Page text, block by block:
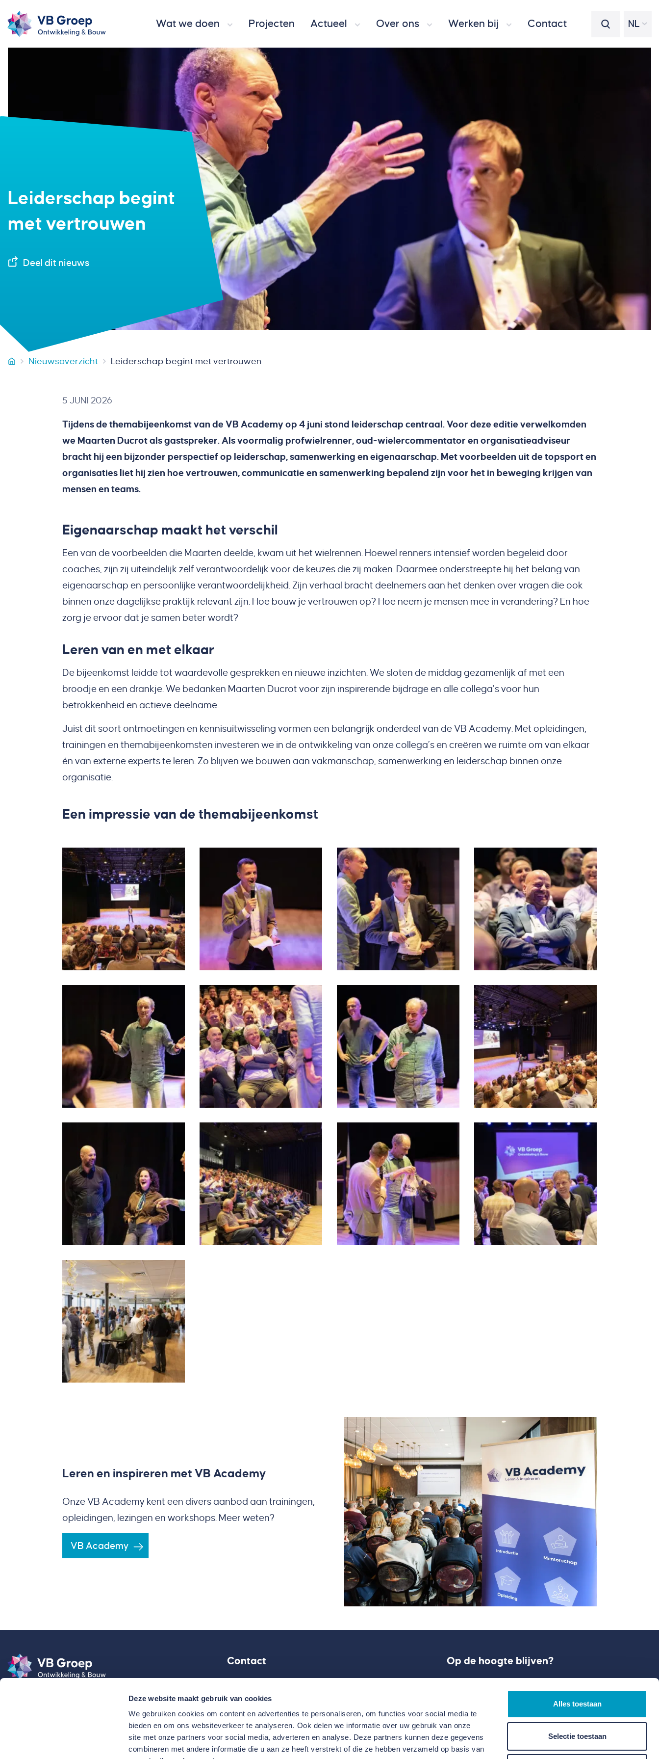
Deze website maakt gebruik van cookies
We gebruiken cookies om content en advertenties te personaliseren, om functies voor social media te
bieden en om ons websiteverkeer te analyseren. Ook delen we informatie over uw gebruik van onze
site met onze partners voor social media, adverteren en analyse. Deze partners kunnen deze gegevens
combineren met andere informatie die u aan ze heeft verstrekt of die ze hebben verzameld op basis van
Alles toestaan
Selectie toestaan
Wat we doen Projecten Actueel Over ons Werken bij Contact Zoeken op
NL
Leiderschap begint
met vertrouwen
Deel dit nieuws
VB Groep
Nieuwsoverzicht Leiderschap begint met vertrouwen
5 JUNI 2026
Tijdens de themabijeenkomst van de VB Academy op 4 juni stond leiderschap centraal. Voor deze editie verwelkomden
we Maarten Ducrot als gastspreker. Als voormalig profwielrenner, oud-wielercommentator en organisatieadviseur
bracht hij een bijzonder perspectief op leiderschap, samenwerking en eigenaarschap. Met voorbeelden uit de topsport en
organisaties liet hij zien hoe vertrouwen, communicatie en samenwerking bepalend zijn voor het in beweging krijgen van
mensen en teams.
Eigenaarschap maakt het verschil
Een van de voorbeelden die Maarten deelde, kwam uit het wielrennen. Hoewel renners intensief worden begeleid door
coaches, zijn zij uiteindelijk zelf verantwoordelijk voor de keuzes die zij maken. Daarmee onderstreepte hij het belang van
eigenaarschap en persoonlijke verantwoordelijkheid. Zijn verhaal bracht deelnemers aan het denken over vragen die ook
binnen onze dagelijkse praktijk relevant zijn. Hoe bouw je vertrouwen op? Hoe neem je mensen mee in verandering? En hoe
zorg je ervoor dat je samen beter wordt?
Leren van en met elkaar
De bijeenkomst leidde tot waardevolle gesprekken en nieuwe inzichten. We sloten de middag gezamenlijk af met een
broodje en een drankje. We bedanken Maarten Ducrot voor zijn inspirerende bijdrage en alle collega’s voor hun
betrokkenheid en actieve deelname.
Juist dit soort ontmoetingen en kennisuitwisseling vormen een belangrijk onderdeel van de VB Academy. Met opleidingen,
trainingen en themabijeenkomsten investeren we in de ontwikkeling van onze collega’s en creëren we ruimte om van elkaar
én van externe experts te leren. Zo blijven we bouwen aan vakmanschap, samenwerking en leiderschap binnen onze
organisatie.
Een impressie van de themabijeenkomst
Leren en inspireren met VB Academy
Onze VB Academy kent een divers aanbod aan trainingen,
opleidingen, lezingen en workshops. Meer weten?
VB Academy
Contact
040 - 213 51 33
info@vbgroep.nl
Op de hoogte blijven?
rondom ontwikkelen en bouwen.